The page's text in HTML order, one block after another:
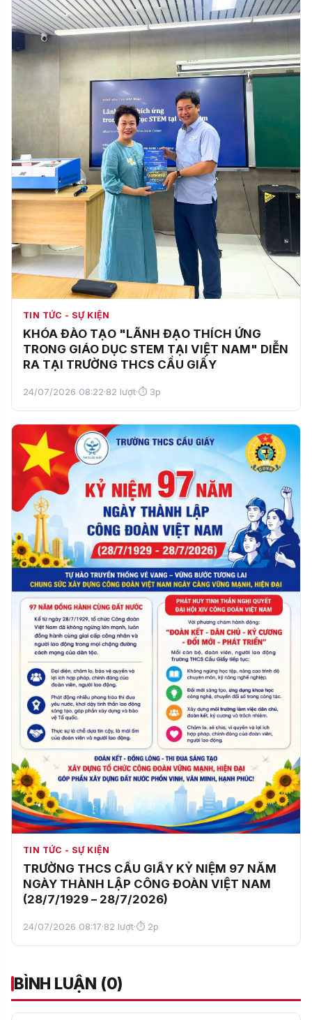
TIN TỨC - SỰ KIỆN
KHÓA ĐÀO TẠO "LÃNH ĐẠO THÍCH ỨNG
TRONG GIÁO DỤC STEM TẠI VIỆT NAM" DIỄN
RA TẠI TRƯỜNG THCS CẦU GIẤY
24/07/2026 08:22·82 lượt·⏱ 3p
TIN TỨC - SỰ KIỆN
TRƯỜNG THCS CẦU GIẤY KỶ NIỆM 97 NĂM
NGÀY THÀNH LẬP CÔNG ĐOÀN VIỆT NAM
(28/7/1929 – 28/7/2026)
24/07/2026 08:17·82 lượt·⏱ 2p
BÌNH LUẬN (0)